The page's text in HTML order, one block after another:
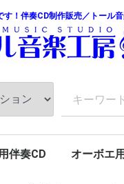
す！伴奏CD制作販売／トール
伴奏CD オーボエ